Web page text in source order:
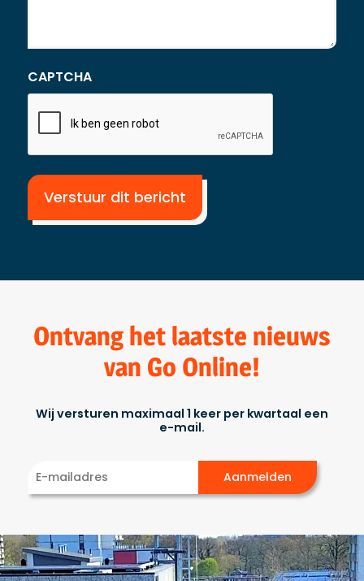
CAPTCHA
Ontvang het laatste nieuws
van Go Online!
Wij versturen maximaal 1 keer per kwartaal een
e-mail.